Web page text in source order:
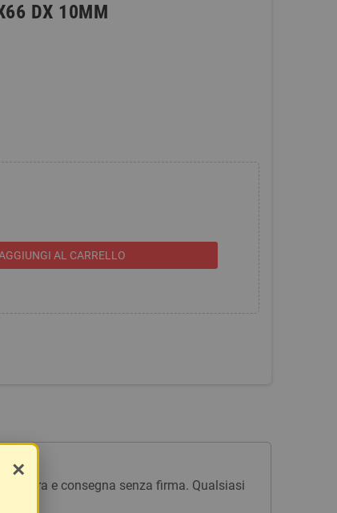
DX 10MM
AGGIUNGI AL CARRELLO
e consegna senza firma. Qualsiasi
×